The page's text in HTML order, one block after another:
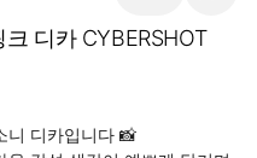
디카 CYBERSHOT
니 디카입니다 📸